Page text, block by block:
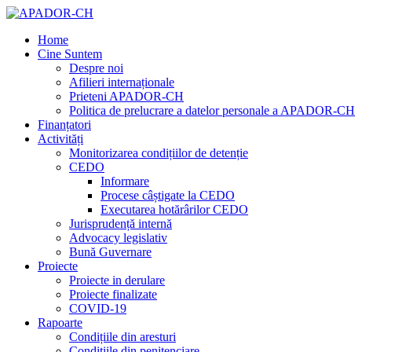
Home
Cine Suntem
Despre noi
Afilieri internaționale
Prieteni APADOR-CH
Politica de prelucrare a datelor personale a APADOR-CH
Finanțatori
Activități
Monitorizarea condițiilor de detenție
CEDO
Informare
Procese câștigate la CEDO
Executarea hotărârilor CEDO
Jurisprudență internă
Advocacy legislativ
Bună Guvernare
Proiecte
Proiecte in derulare
Proiecte finalizate
COVID-19
Rapoarte
Condițiile din aresturi